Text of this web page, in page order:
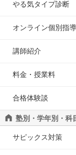
やる気タイプ診断
オンライン個別指導
講師紹介
料金・授業料
合格体験談
塾別・学年別・科
サピックス対策